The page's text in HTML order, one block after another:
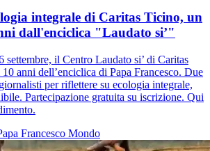
integrale di Caritas Ticino, un
dall'enciclica "Laudato si’"
settembre, il Centro Laudato si’ di Caritas
anni dell’enciclica di Papa Francesco. Due
per riflettere su ecologia integrale,
Partecipazione gratuita su iscrizione. Qui
Francesco Mondo